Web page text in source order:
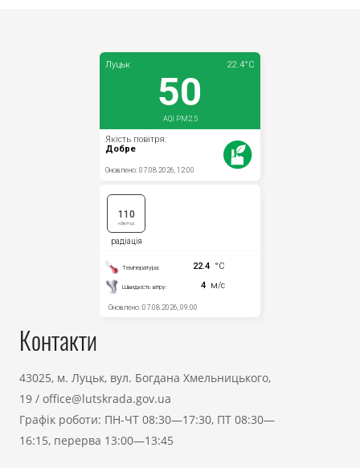
Контакти
43025, м. Луцьк, вул. Богдана Хмельницького,
19 / office@lutskrada.gov.ua
Графік роботи: ПН-ЧТ 08:30—17:30, ПТ 08:30—
16:15, перерва 13:00—13:45